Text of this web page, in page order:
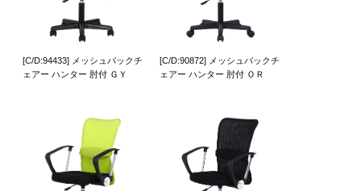
[C/D:94433] メッシュバックチ
ェアー ハンター 肘付 ＧＹ
[C/D:90872] メッシュバックチ
ェアー ハンター 肘付 ＯＲ